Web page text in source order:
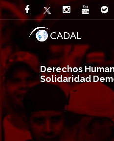
Derechos
Solidaridad